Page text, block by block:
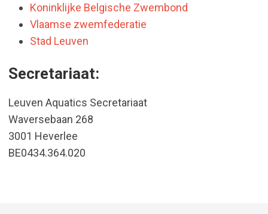
Koninklijke Belgische Zwembond
Vlaamse zwemfederatie
Stad Leuven
Secretariaat:
Leuven Aquatics Secretariaat
Waversebaan 268
3001 Heverlee
BE0434.364.020